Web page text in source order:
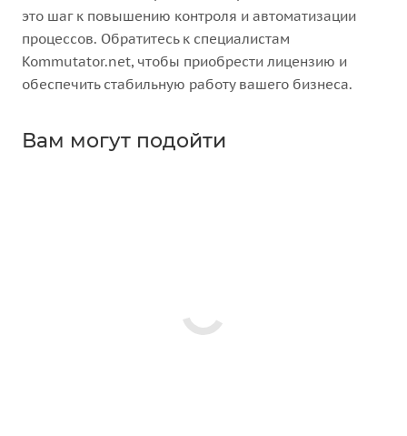
это шаг к повышению контроля и автоматизации
процессов. Обратитесь к специалистам
Kommutator.net, чтобы приобрести лицензию и
обеспечить стабильную работу вашего бизнеса.
Вам могут подойти